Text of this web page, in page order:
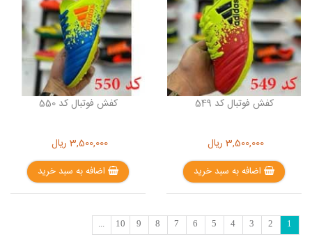
کفش فوتبال کد 549
3,500,000 ریال
اضافه به سبد خرید
کفش فوتبال کد 550
3,500,000 ریال
اضافه به سبد خرید
1
2
3
4
5
6
7
8
9
10
...